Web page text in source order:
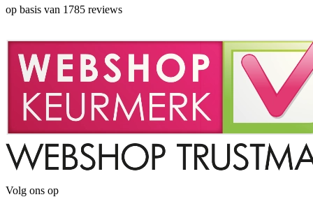
op basis van 1785 reviews
Volg ons op